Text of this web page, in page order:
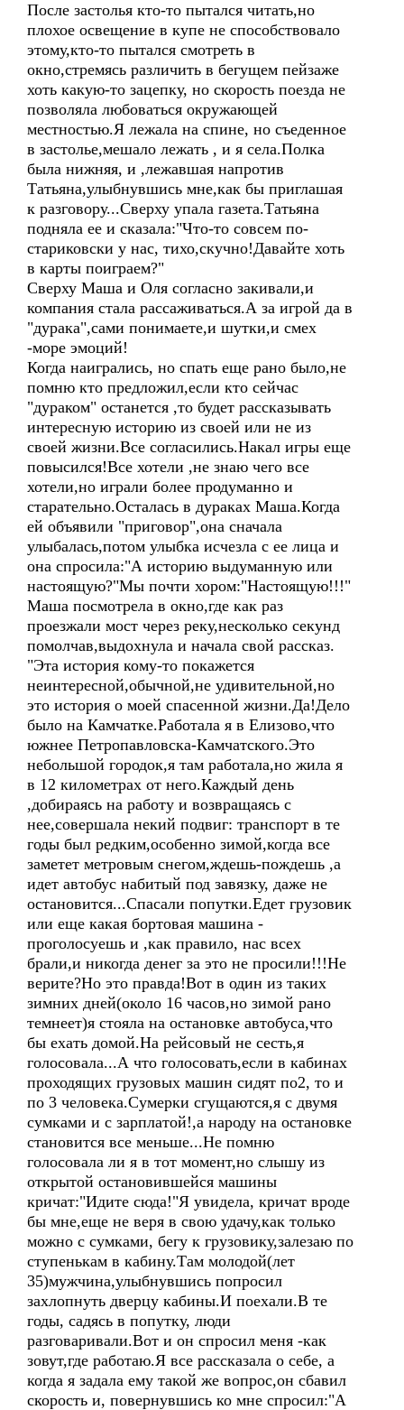
После застолья кто-то пытался читать,но
плохое освещение в купе не способствовало
этому,кто-то пытался смотреть в
окно,стремясь различить в бегущем пейзаже
хоть какую-то зацепку, но скорость поезда не
позволяла любоваться окружающей
местностью.Я лежала на спине, но съеденное
в застолье,мешало лежать , и я села.Полка
была нижняя, и ,лежавшая напротив
Татьяна,улыбнувшись мне,как бы приглашая
к разговору...Сверху упала газета.Татьяна
подняла ее и сказала:"Что-то совсем по-
стариковски у нас, тихо,скучно!Давайте хоть
в карты поиграем?"
Сверху Маша и Оля согласно закивали,и
компания стала рассаживаться.А за игрой да в
"дурака",сами понимаете,и шутки,и смех
-море эмоций!
Когда наигрались, но спать еще рано было,не
помню кто предложил,если кто сейчас
"дураком" останется ,то будет рассказывать
интересную историю из своей или не из
своей жизни.Все согласились.Накал игры еще
повысился!Все хотели ,не знаю чего все
хотели,но играли более продуманно и
старательно.Осталась в дураках Маша.Когда
ей объявили "приговор",она сначала
улыбалась,потом улыбка исчезла с ее лица и
она спросила:"А историю выдуманную или
настоящую?"Мы почти хором:"Настоящую!!!"
Маша посмотрела в окно,где как раз
проезжали мост через реку,несколько секунд
помолчав,выдохнула и начала свой рассказ.
"Эта история кому-то покажется
неинтересной,обычной,не удивительной,но
это история о моей спасенной жизни.Да!Дело
было на Камчатке.Работала я в Елизово,что
южнее Петропавловска-Камчатского.Это
небольшой городок,я там работала,но жила я
в 12 километрах от него.Каждый день
,добираясь на работу и возвращаясь с
нее,совершала некий подвиг: транспорт в те
годы был редким,особенно зимой,когда все
заметет метровым снегом,ждешь-пождешь ,а
идет автобус набитый под завязку, даже не
остановится...Спасали попутки.Едет грузовик
или еще какая бортовая машина -
проголосуешь и ,как правило, нас всех
брали,и никогда денег за это не просили!!!Не
верите?Но это правда!Вот в один из таких
зимних дней(около 16 часов,но зимой рано
темнеет)я стояла на остановке автобуса,что
бы ехать домой.На рейсовый не сесть,я
голосовала...А что голосовать,если в кабинах
проходящих грузовых машин сидят по2, то и
по 3 человека.Сумерки сгущаются,я с двумя
сумками и с зарплатой!,а народу на остановке
становится все меньше...Не помню
голосовала ли я в тот момент,но слышу из
открытой остановившейся машины
кричат:"Идите сюда!"Я увидела, кричат вроде
бы мне,еще не веря в свою удачу,как только
можно с сумками, бегу к грузовику,залезаю по
ступенькам в кабину.Там молодой(лет
35)мужчина,улыбнувшись попросил
захлопнуть дверцу кабины.И поехали.В те
годы, садясь в попутку, люди
разговаривали.Вот и он спросил меня -как
зовут,где работаю.Я все рассказала о себе, а
когда я задала ему такой же вопрос,он сбавил
скорость и, повернувшись ко мне спросил:"А